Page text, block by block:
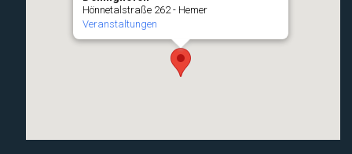
Hönnetalstraße 262 - Hemer
Veranstaltungen